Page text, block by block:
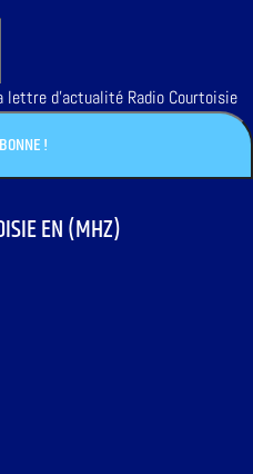
lettre d'actualité Radio Courtoisie
EN (MHZ)